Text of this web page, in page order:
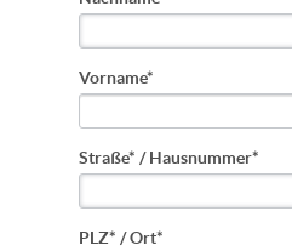
Vorname*
Straße* / Hausnummer*
PLZ* / Ort*